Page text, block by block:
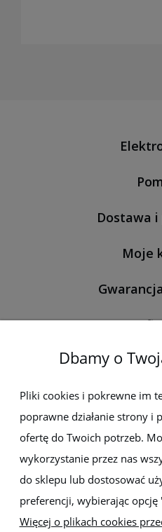
Dostawa i
Moje
O
Zapisz się do newslettera, aby
Dbamy o
Pliki cookies i pokrewne im
poprawne działanie strony i
ofertę do Twoich potrzeb.
wykorzystanie przez nas
do sklepu lub dostosować
preferencji, wybierając opcję
Więcej o plikach cookies